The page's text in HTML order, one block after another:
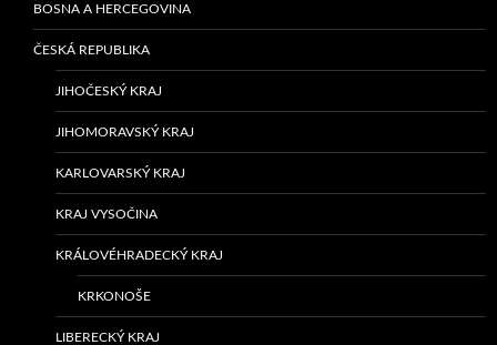
BOSNA A HERCEGOVINA
ČESKÁ REPUBLIKA
JIHOČESKÝ KRAJ
JIHOMORAVSKÝ KRAJ
KARLOVARSKÝ KRAJ
KRAJ VYSOČINA
KRÁLOVÉHRADECKÝ KRAJ
KRKONOŠE
LIBERECKÝ KRAJ